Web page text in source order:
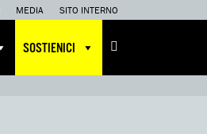
MEDIA SITO INTERNO
SOSTIENICI